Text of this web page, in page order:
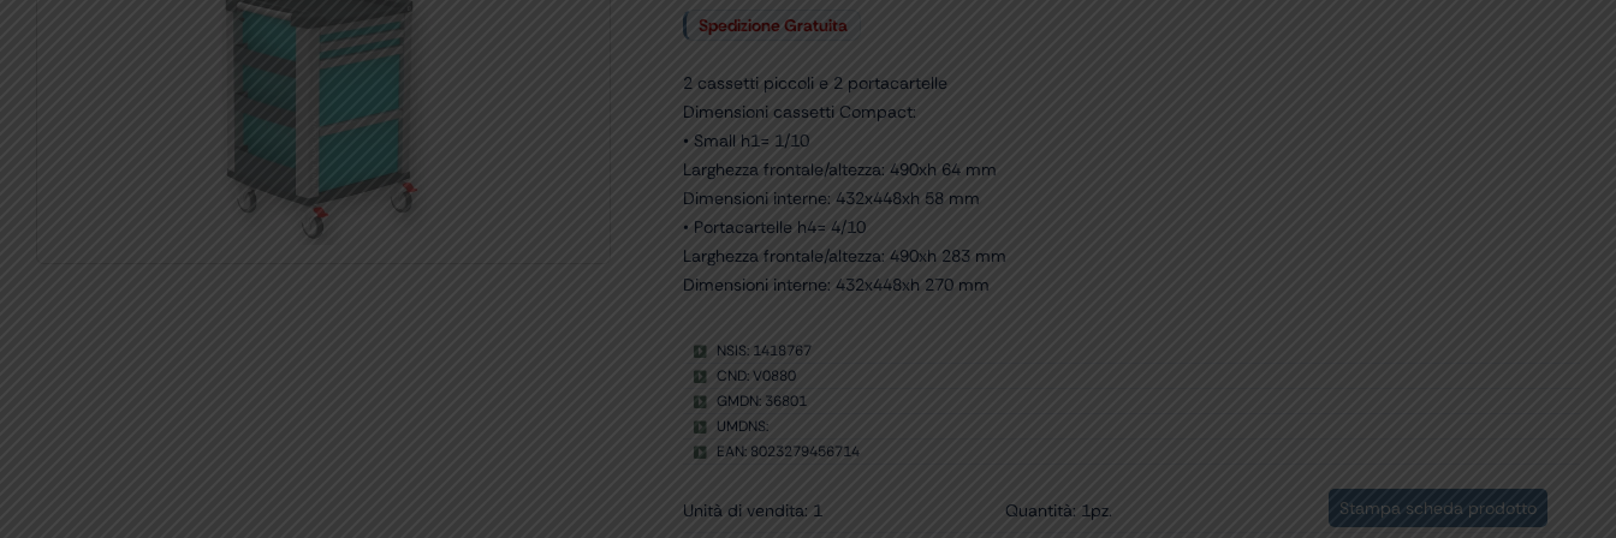
Spedizione Gratuita
2 cassetti piccoli e 2 portacartelle
Dimensioni cassetti Compact:
• Small h1= 1/10
Larghezza frontale/altezza: 490xh 64 mm
Dimensioni interne: 432x448xh 58 mm
• Portacartelle h4= 4/10
Larghezza frontale/altezza: 490xh 283 mm
Dimensioni interne: 432x448xh 270 mm
NSIS: 1418767
CND: V0880
GMDN: 36801
UMDNS:
EAN: 8023279456714
Unità di vendita: 1 Quantità: 1pz. Stampa scheda prodotto